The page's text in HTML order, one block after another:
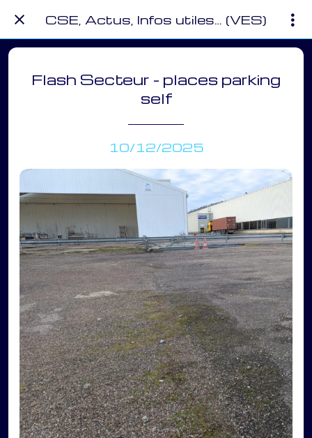
CSE, Actus, Infos utiles… (VES)
Flash Secteur - places parking
self
10/12/2025